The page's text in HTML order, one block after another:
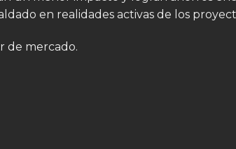
en realidades activas de los
de mercado.